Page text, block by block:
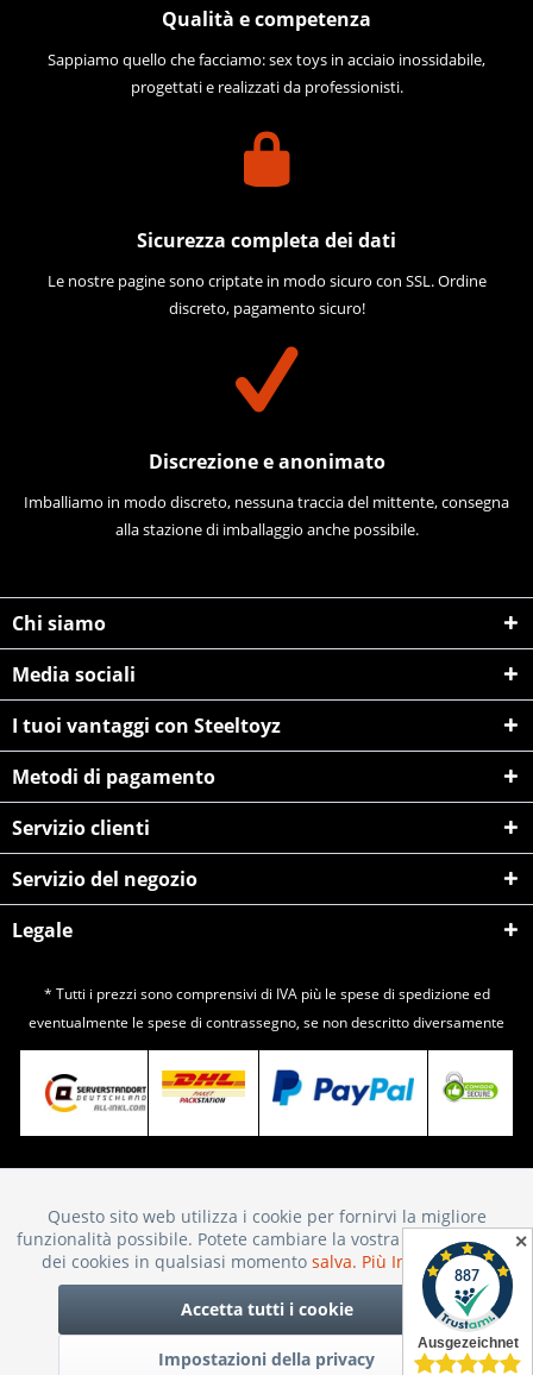
✕
Qualità e competenza
Sappiamo quello che facciamo: sex toys in acciaio inossidabile,
progettati e realizzati da professionisti.
Sicurezza completa dei dati
Le nostre pagine sono criptate in modo sicuro con SSL. Ordine
discreto, pagamento sicuro!
Discrezione e anonimato
Imballiamo in modo discreto, nessuna traccia del mittente, consegna
alla stazione di imballaggio anche possibile.
Chi siamo
Media sociali
I tuoi vantaggi con Steeltoyz
Metodi di pagamento
Servizio clienti
Servizio del negozio
Legale
* Tutti i prezzi sono comprensivi di IVA più le spese di spedizione ed
eventualmente le spese di contrassegno, se non descritto diversamente
Funktionale Attivo
Marketing Inattivo
Inattivo
Questo sito web utilizza i cookie per fornirvi la migliore
funzionalità possibile. Potete cambiare la vostra scelta sull'uso
dei cookies in qualsiasi momento salva. Più Informazioni
Accetta tutti i cookie
Impostazioni della privacy